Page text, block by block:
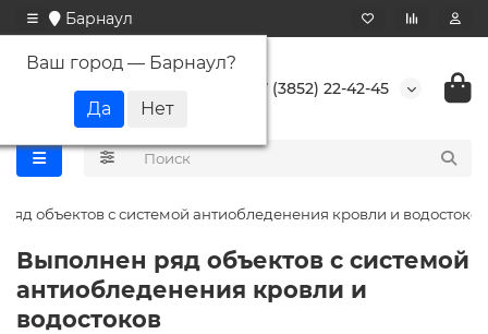
Барнаул
Ваш город — Барнаул?
+7 (3852) 22-42-45
объектов с системой антиобледенения кровли и водостоков
Выполнен ряд объектов с системой
антиобледенения кровли и
водостоков